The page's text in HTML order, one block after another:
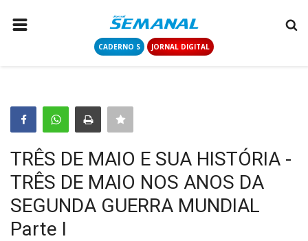
CADERNO S JORNAL DIGITAL
COLUNISTAS
CONTATO
LOGIN
CADASTRAR
CADERNO S
TRÊS DE MAIO E SUA HISTÓRIA -
TRÊS DE MAIO NOS ANOS DA
SEGUNDA GUERRA MUNDIAL
Parte I